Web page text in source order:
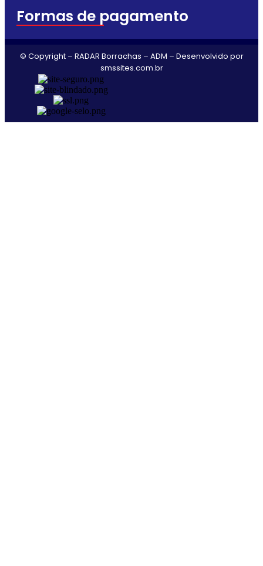
Formas de pagamento
© Copyright – RADAR Borrachas – ADM – Desenvolvido por
smssites.com.br